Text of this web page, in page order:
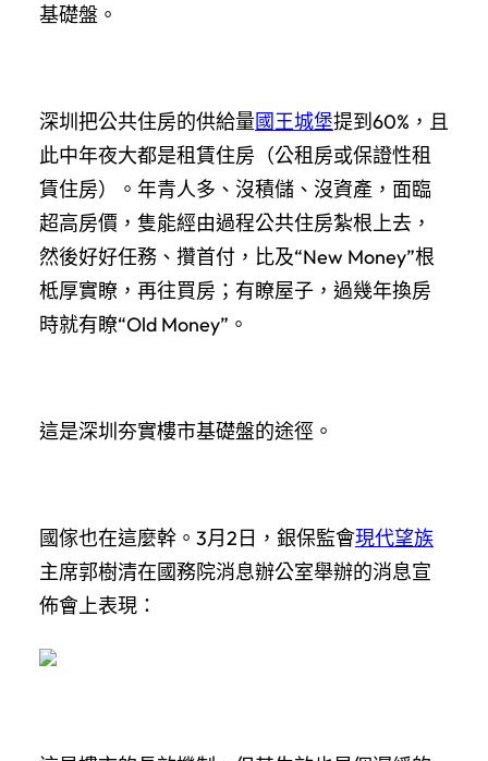
基礎盤。
深圳把公共住房的供給量國王城堡提到60%，且
此中年夜大都是租賃住房（公租房或保證性租
賃住房）。年青人多、沒積儲、沒資產，面臨
超高房價，隻能經由過程公共住房紮根上去，
然後好好任務、攢首付，比及“New Money”根
柢厚實瞭，再往買房；有瞭屋子，過幾年換房
時就有瞭“Old Money”。
這是深圳夯實樓市基礎盤的途徑。
國傢也在這麼幹。3月2日，銀保監會現代望族
主席郭樹清在國務院消息辦公室舉辦的消息宣
佈會上表現：